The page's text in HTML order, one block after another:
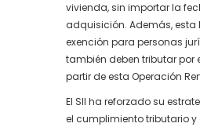
vivienda, sin importar la
adquisición. Además, esta
exención para personas
también deben tributar por
partir de esta Operación
El SII ha reforzado su
el cumplimiento tributario